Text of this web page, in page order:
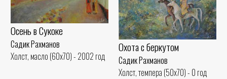
Осень в Сукоке
Садик Рахманов
Холст, масло (60x70) - 2002 год
Охота с беркутом
Садик Рахманов
Холст, темпера (50x70) - 0 год